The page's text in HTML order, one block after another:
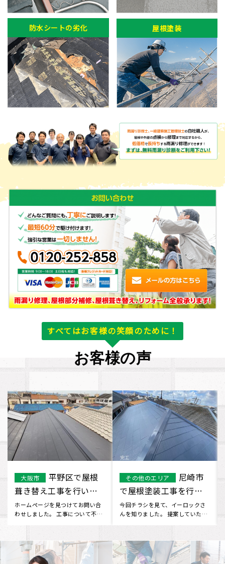
防水シートの劣化 屋根塗装
すべてはお客様の笑顔のために！
お客様の声
その他のエリア
西宮市
で屋根重ね葺き工事を
行いました
屋根の見栄えが気になり、ネット
で調べてみるとイーロックホーム
堺市
堺市 M様屋根
防水工事になります。
台風の際に他社で修理を行った
が、雨漏れしてきたのでどこか業